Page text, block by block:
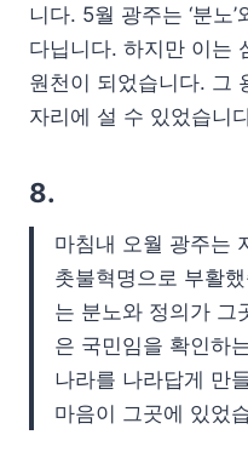
니다. 5월 광주는 ‘분노’
다닙니다. 하지만 이는
원천이 되었습니다. 그
자리에 설 수 있었습니
8.
마침내 오월 광주는
촛불혁명으로 부활
는 분노와 정의가 그
은 국민임을 확인하
나라를 나라답게 만
마음이 그곳에 있었